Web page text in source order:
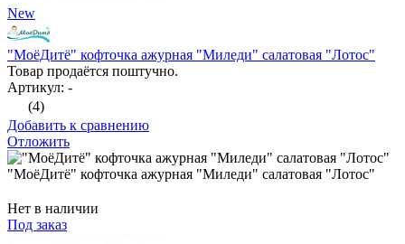
New
"МоёДитё" кофточка ажурная "Миледи" салатовая "Лотос"
Товар продаётся поштучно.
Артикул: -
(4)
Добавить к сравнению
Отложить
"МоёДитё" кофточка ажурная "Миледи" салатовая "Лотос"
Нет в наличии
Под заказ